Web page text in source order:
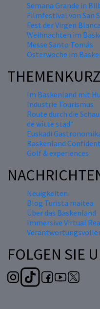
Semana Grande in
Filmfestival von San
Fest der Virgen Blanca
Weihnachten im
Messe Santo Tomás
Osterwoche im
Im Baskenland mit
Industrie Tourismus
Route durch die
de witte stad“
Euskadi
Baskenland
Golf & experiences
Neuigkeiten
Blog Turista maitea
Über das Baskenland
Immersive Virtual
FOLGEN SIE